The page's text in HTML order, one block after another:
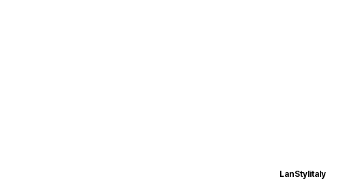
LanStylitaly